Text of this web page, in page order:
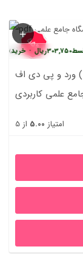
55% ریال • خرید قسطی با
ورد و پی دی اف ( word و pdf ) قابل سرچ کتاب خلاقیت در هنر
علمی کاربردی
امتیاز 5.00 از 5